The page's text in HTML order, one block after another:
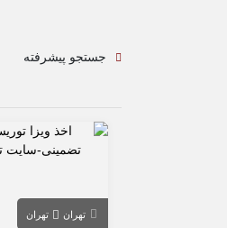
جستجو پیشرفته
تهران تهران